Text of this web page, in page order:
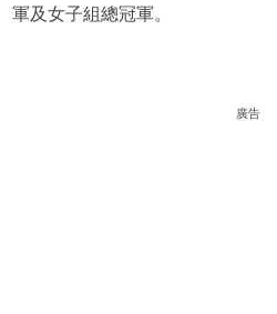
軍及女子組總冠軍。
廣告